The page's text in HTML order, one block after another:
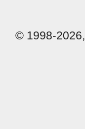
© 1998-2026,